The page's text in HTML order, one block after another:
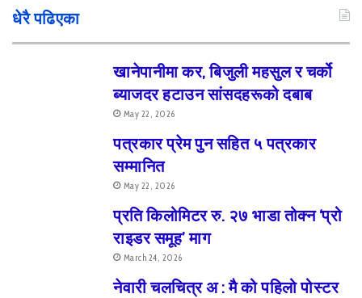
धेरै पढिएका
खानेपानीमा कर, बिजुली महसुल र चर्को
ब्याजदर हटाउन सांसदहरूको दबाब
May 22, 2026
पत्रकार प्रेम पुन सहित ५ पत्रकार
सम्मानित
May 22, 2026
प्रति किलोमिटर रु. २७ भाडा तोक्न ‘प्रो
राइडर समूह’ माग
March 24, 2026
नेवारी चलचित्र अ : मै को पहिलो पोस्टर